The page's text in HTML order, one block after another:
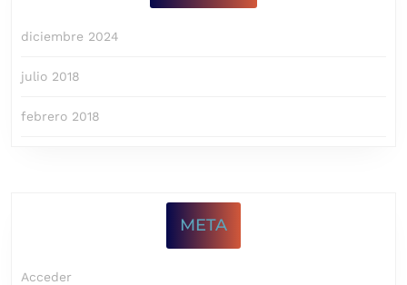
diciembre 2024
julio 2018
febrero 2018
META
Acceder